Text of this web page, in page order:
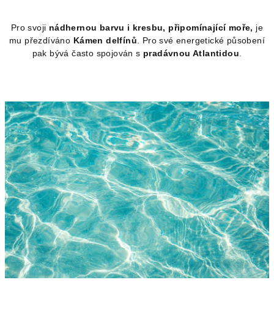
Pro svoji nádhernou barvu i kresbu, připomínající moře, je
mu přezdíváno Kámen delfínů . Pro své energetické působení
pak bývá často spojován s pradávnou Atlantidou